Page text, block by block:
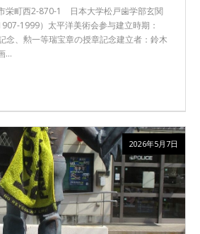
栄町西2-870-1 日本大学松戸歯学部玄関
1999）太平洋美術会参与建立時期：
、勲一等瑞宝章の授章記念建立者：鈴木
…
2026年5月7日